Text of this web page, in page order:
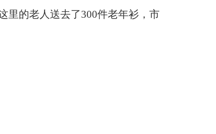
里的老人送去了300件老年衫，市